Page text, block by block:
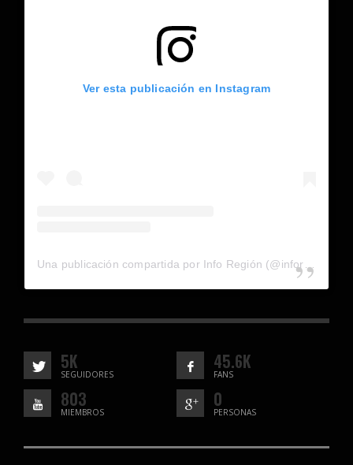
Ver esta publicación en Instagram
5K
SEGUIDORES
45.6K
FANS
803
MIEMBROS
0
PERSONAS